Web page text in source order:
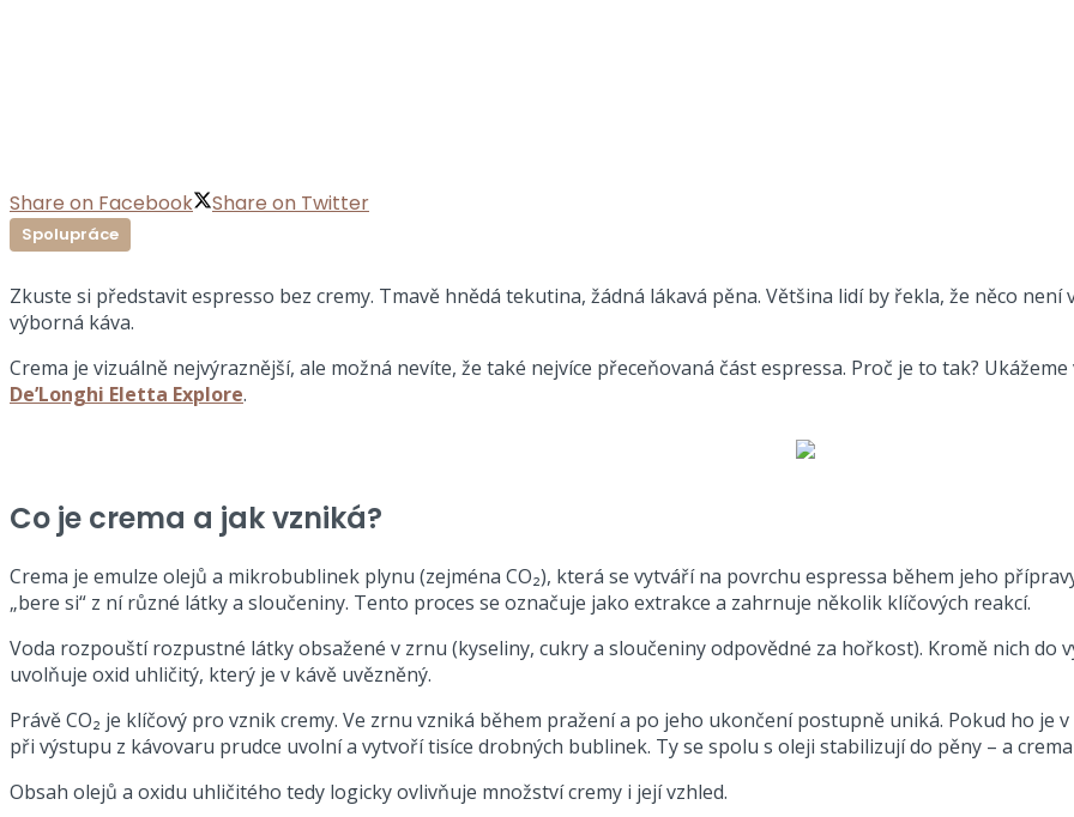
Share on Facebook Share on Twitter
Spolupráce
Zkuste si představit espresso bez cremy. Tmavě hnědá tekutina, žádná lákavá pěna. Většina lidí by řekla, že něco
výborná káva.
Crema je vizuálně nejvýraznější, ale možná nevíte, že také nejvíce přeceňovaná část espressa. Proč je to tak?
De’Longhi Eletta Explore.
Co je crema a jak vzniká?
Crema je emulze olejů a mikrobublinek plynu (zejména CO₂), která se vytváří na povrchu espressa během jeho
„bere si“ z ní různé látky a sloučeniny. Tento proces se označuje jako extrakce a zahrnuje několik klíčových reakcí.
Voda rozpouští rozpustné látky obsažené v zrnu (kyseliny, cukry a sloučeniny odpovědné za hořkost). Kromě nich do
uvolňuje oxid uhličitý, který je v kávě uvězněný.
Právě CO₂ je klíčový pro vznik cremy. Ve zrnu vzniká během pražení a po jeho ukončení postupně uniká. Pokud ho je
při výstupu z kávovaru prudce uvolní a vytvoří tisíce drobných bublinek. Ty se spolu s oleji stabilizují do pěny – a
Obsah olejů a oxidu uhličitého tedy logicky ovlivňuje množství cremy i její vzhled.